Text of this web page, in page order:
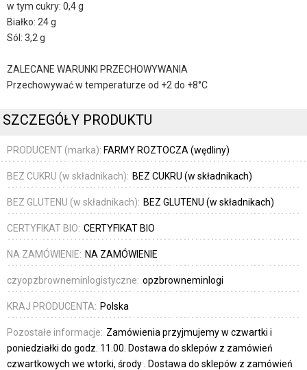
w tym cukry: 0,4 g
Białko: 24 g
Sól: 3,2 g
ZALECANE WARUNKI PRZECHOWYWANIA
Przechowywać w temperaturze od +2 do +8°C
SZCZEGÓŁY PRODUKTU
PRODUCENT (marka): FARMY ROZTOCZA (wędliny)
BEZ CUKRU (w składnikach): BEZ CUKRU (w składnikach)
BEZ GLUTENU (w składnikach): BEZ GLUTENU (w składnikach)
CERTYFIKAT BIO: CERTYFIKAT BIO
NA ZAMÓWIENIE: NA ZAMÓWIENIE
czyopzbrowneminlogistyczne: opzbrowneminlogi
KRAJ PRODUCENTA: Polska
Pozostałe informacje: Zamówienia przyjmujemy w czwartki i
poniedziałki do godz. 11.00. Dostawa do sklepów z zamówień
czwartkowych we wtorki, środy . Dostawa do sklepów z zamówień